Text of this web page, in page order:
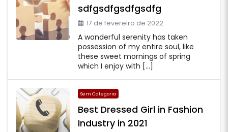
sdfgsdfgsdfgsdfg
17 de fevereiro de 2022
A wonderful serenity has taken
possession of my entire soul, like
these sweet mornings of spring
which I enjoy with […]
Sem Categoria
Best Dressed Girl in Fashion
Industry in 2021